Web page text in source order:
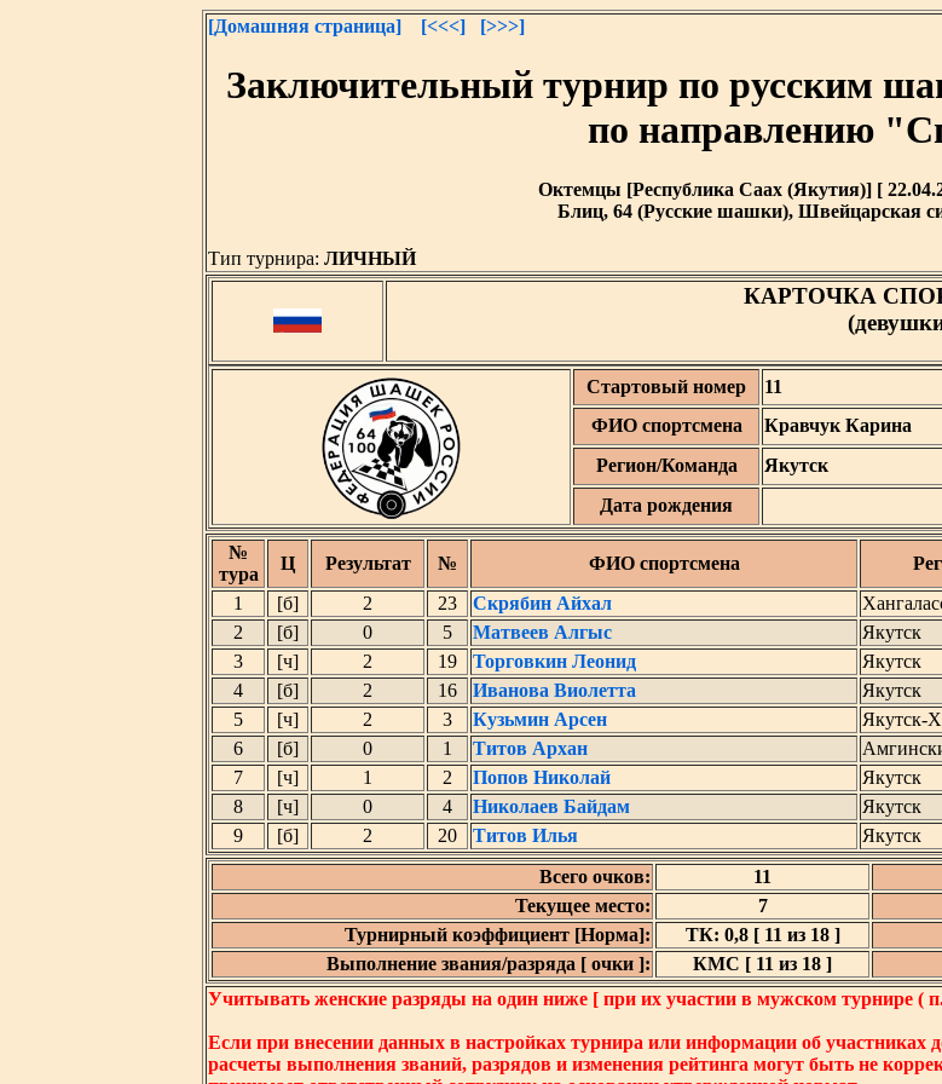
[Домашняя страница] [<<<] [>>>]
Заключительный турнир по русским
по направлению
Октемцы [Республика Саах (Якутия)] [
Блиц, 64 (Русские шашки), Швейцарская
Тип турнира: ЛИЧНЫЙ
КАРТОЧКА
Стартовый номер 11
ФИО спортсмена
Кравчук Карина
Регион/Команда
Якутск
Дата рождения
№
тура
Ц Результат № ФИО спортсмена
1
[б] 2 23 Скрябин Айхал
2
[б] 0 5 Матвеев Алгыс Якутск
3
[ч] 2 19 Торговкин Леонид Якутск
4
[б] 2 16 Иванова Виолетта Якутск
5
[ч] 2 3 Кузьмин Арсен Якутск-
6
[б] 0 1 Титов Архан
7
[ч] 1 2 Попов Николай Якутск
8
[ч] 0 4 Николаев Байдам Якутск
9
[б] 2 20 Титов Илья Якутск
Всего очков:
11
Текущее место:
7
Турнирный коэффициент [Норма]:
ТК: 0,8 [ 11 из 18 ]
Выполнение звания/разряда [ очки ]:
КМС [ 11 из 18 ]
Учитывать женские разряды на один ниже [ при их участии в мужском турнире (
Если при внесении данных в настройках турнира или информации об
расчеты выполнения званий, разрядов и изменения рейтинга могут быть не